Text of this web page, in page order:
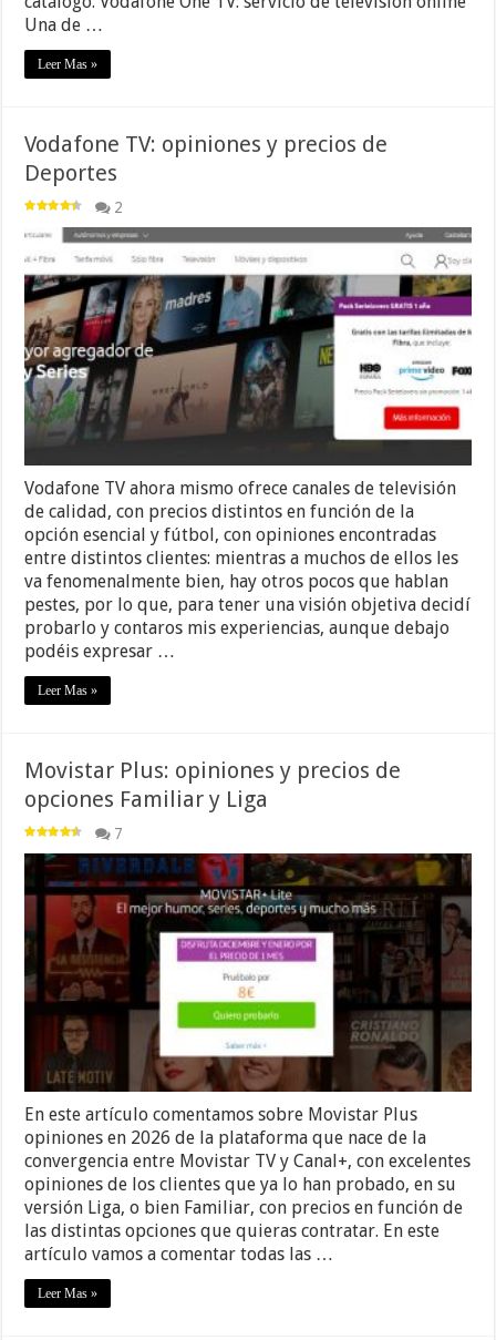
Una de …
Leer Mas »
Vodafone TV: opiniones y precios de
Deportes
2
Vodafone TV ahora mismo ofrece canales de televisión
de calidad, con precios distintos en función de la
opción esencial y fútbol, con opiniones encontradas
entre distintos clientes: mientras a muchos de ellos les
va fenomenalmente bien, hay otros pocos que hablan
pestes, por lo que, para tener una visión objetiva decidí
probarlo y contaros mis experiencias, aunque debajo
podéis expresar …
Leer Mas »
Movistar Plus: opiniones y precios de
opciones Familiar y Liga
7
En este artículo comentamos sobre Movistar Plus
opiniones en 2026 de la plataforma que nace de la
convergencia entre Movistar TV y Canal+, con excelentes
opiniones de los clientes que ya lo han probado, en su
versión Liga, o bien Familiar, con precios en función de
las distintas opciones que quieras contratar. En este
artículo vamos a comentar todas las …
Leer Mas »